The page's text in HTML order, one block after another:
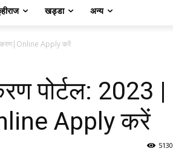
खड्डा अन्य
Apply करें
पोर्टल: 2023 |
Apply करें
5130